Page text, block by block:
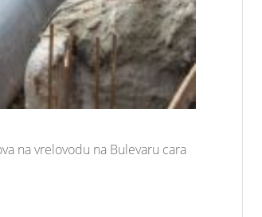
na vrelovodu na Bulevaru cara